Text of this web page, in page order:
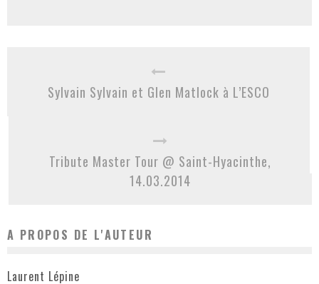
Sylvain Sylvain et Glen Matlock à L’ESCO
Tribute Master Tour @ Saint-Hyacinthe,
14.03.2014
A PROPOS DE L'AUTEUR
Laurent Lépine